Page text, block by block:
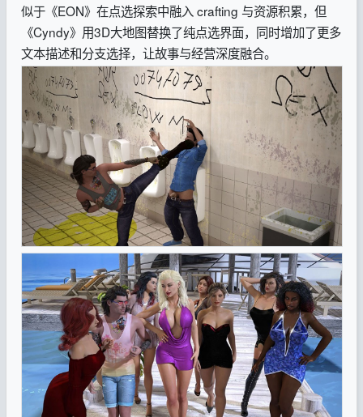
似于《EON》在点选探索中融入 crafting 与资源积累，但
《Cyndy》用3D大地图替换了纯点选界面，同时增加了更多
文本描述和分支选择，让故事与经营深度融合。